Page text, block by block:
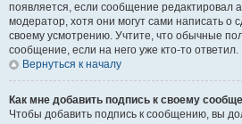
появляется, если сообщение редактировал
модератор, хотя они могут сами написать о
своему усмотрению. Учтите, что обычные
сообщение, если на него уже кто-то ответил.
Вернуться к началу
Как мне добавить подпись к своему
Чтобы добавить подпись к сообщению, вы